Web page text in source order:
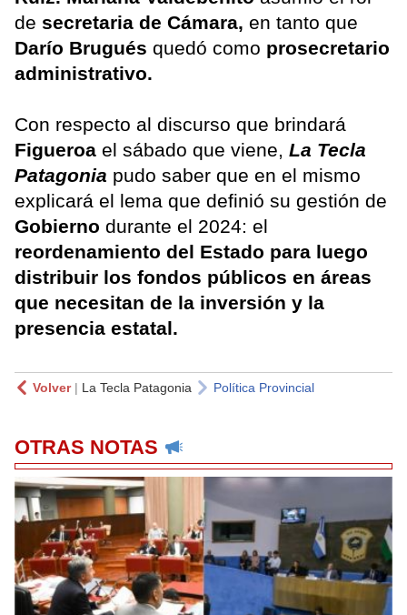
de secretaria de Cámara, en tanto que
Darío Brugués quedó como prosecretario
administrativo.
Con respecto al discurso que brindará
Figueroa el sábado que viene, La Tecla
Patagonia pudo saber que en el mismo
explicará el lema que definió su gestión de
Gobierno durante el 2024: el
reordenamiento del Estado para luego
distribuir los fondos públicos en áreas
que necesitan de la inversión y la
presencia estatal.
Volver| La Tecla Patagonia Política Provincial
OTRAS NOTAS